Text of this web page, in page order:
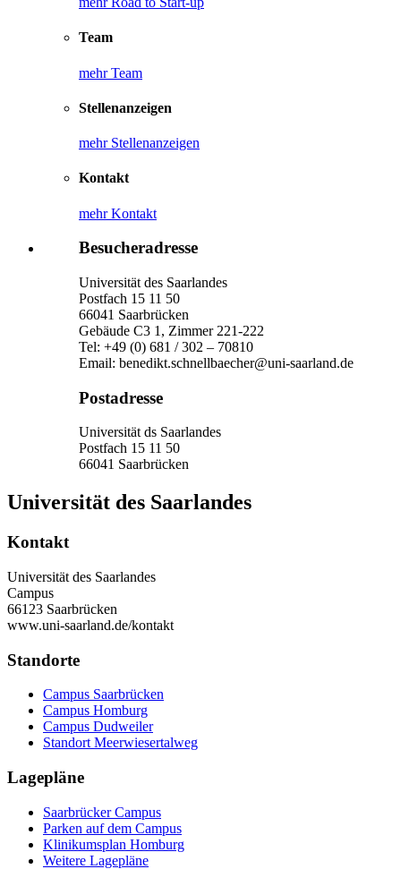
Team
mehr Team
Stellenanzeigen
mehr Stellenanzeigen
Kontakt
mehr Kontakt
Besucheradresse
Universität des Saarlandes
Postfach 15 11 50
66041 Saarbrücken
Gebäude C3 1, Zimmer 221-222
Tel: +49 (0) 681 / 302 – 70810
Email: benedikt.schnellbaecher@uni-saarland.de
Postadresse
Universität ds Saarlandes
Postfach 15 11 50
66041 Saarbrücken
Universität des Saarlandes
Kontakt
Universität des Saarlandes
Campus
66123 Saarbrücken
www.uni-saarland.de/kontakt
Standorte
Campus Saarbrücken
Campus Homburg
Campus Dudweiler
Standort Meerwiesertalweg
Lagepläne
Saarbrücker Campus
Parken auf dem Campus
Klinikumsplan Homburg
Weitere Lagepläne